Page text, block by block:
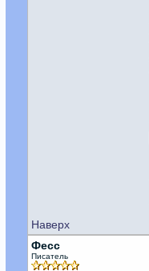
Наверх
Фесс
Писатель